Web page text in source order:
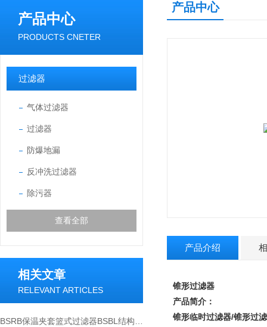
产品中心
PRODUCTS CNETER
过滤器
气体过滤器
过滤器
防爆地漏
反冲洗过滤器
除污器
查看全部
相关文章
RELEVANT ARTICLES
产品中心
产品介绍
锥形过滤器
产品简介：
锥形临时过滤器/锥形过